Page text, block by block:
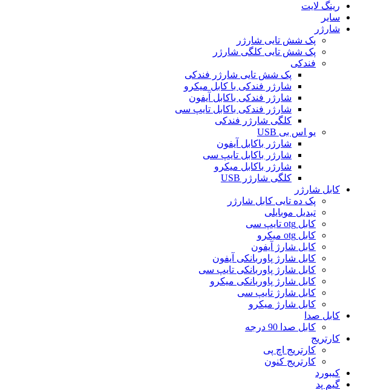
رینگ لایت
سایر
شارژر
پک شش تایی شارژر
پک شش تایی کلگی شارژر
فندکی
پک شش تایی شارژر فندکی
شارژر فندکی با کابل میکرو
شارژر فندکی باکابل آیفون
شارژر فندکی باکابل تایپ سی
کلگی شارژر فندکی
یو اس بی USB
شارژر باکابل آیفون
شارژر باکابل تایپ سی
شارژر باکابل میکرو
کلگی شارژر USB
کابل شارژر
پک ده تایی کابل شارژر
تبدیل موبایلی
کابل otg تایپ سی
کابل otg میکرو
کابل شارژ آیفون
کابل شارژ پاوربانکی آیفون
کابل شارژ پاوربانکی تایپ سی
کابل شارژ پاوربانکی میکرو
کابل شارژ تایپ سی
کابل شارژ میکرو
کابل صدا
کابل صدا 90 درجه
کارتریج
کارتریج اچ پی
کارتریج کنون
کیبورد
گیم پد